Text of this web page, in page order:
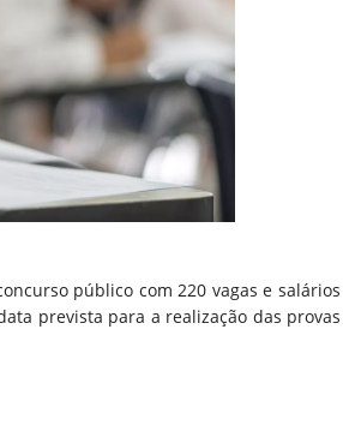
público com 220 vagas e salários
prevista para a realização das provas